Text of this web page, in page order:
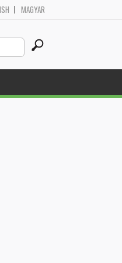
MAGYAR
Search
this
site